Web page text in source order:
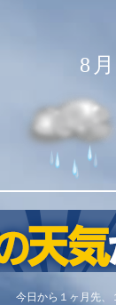
8
今日から１ヶ月先、